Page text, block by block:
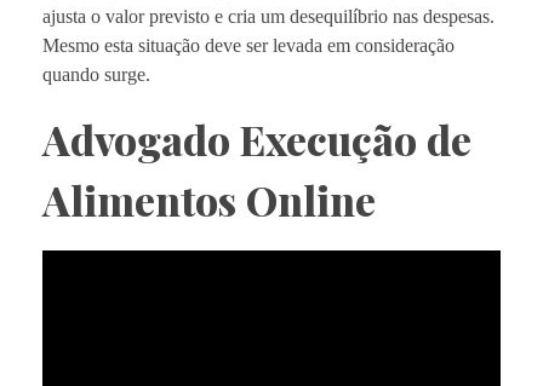
ajusta o valor previsto e cria um desequilíbrio nas despesas.
Mesmo esta situação deve ser levada em consideração
quando surge.
Advogado Execução de
Alimentos Online